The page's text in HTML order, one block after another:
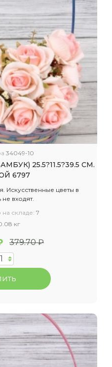
34049-10
25.5?11.5?39.5 СМ.
6797
Искусственные цветы в
не входят.
складе: 7
кг
379.70 ₽